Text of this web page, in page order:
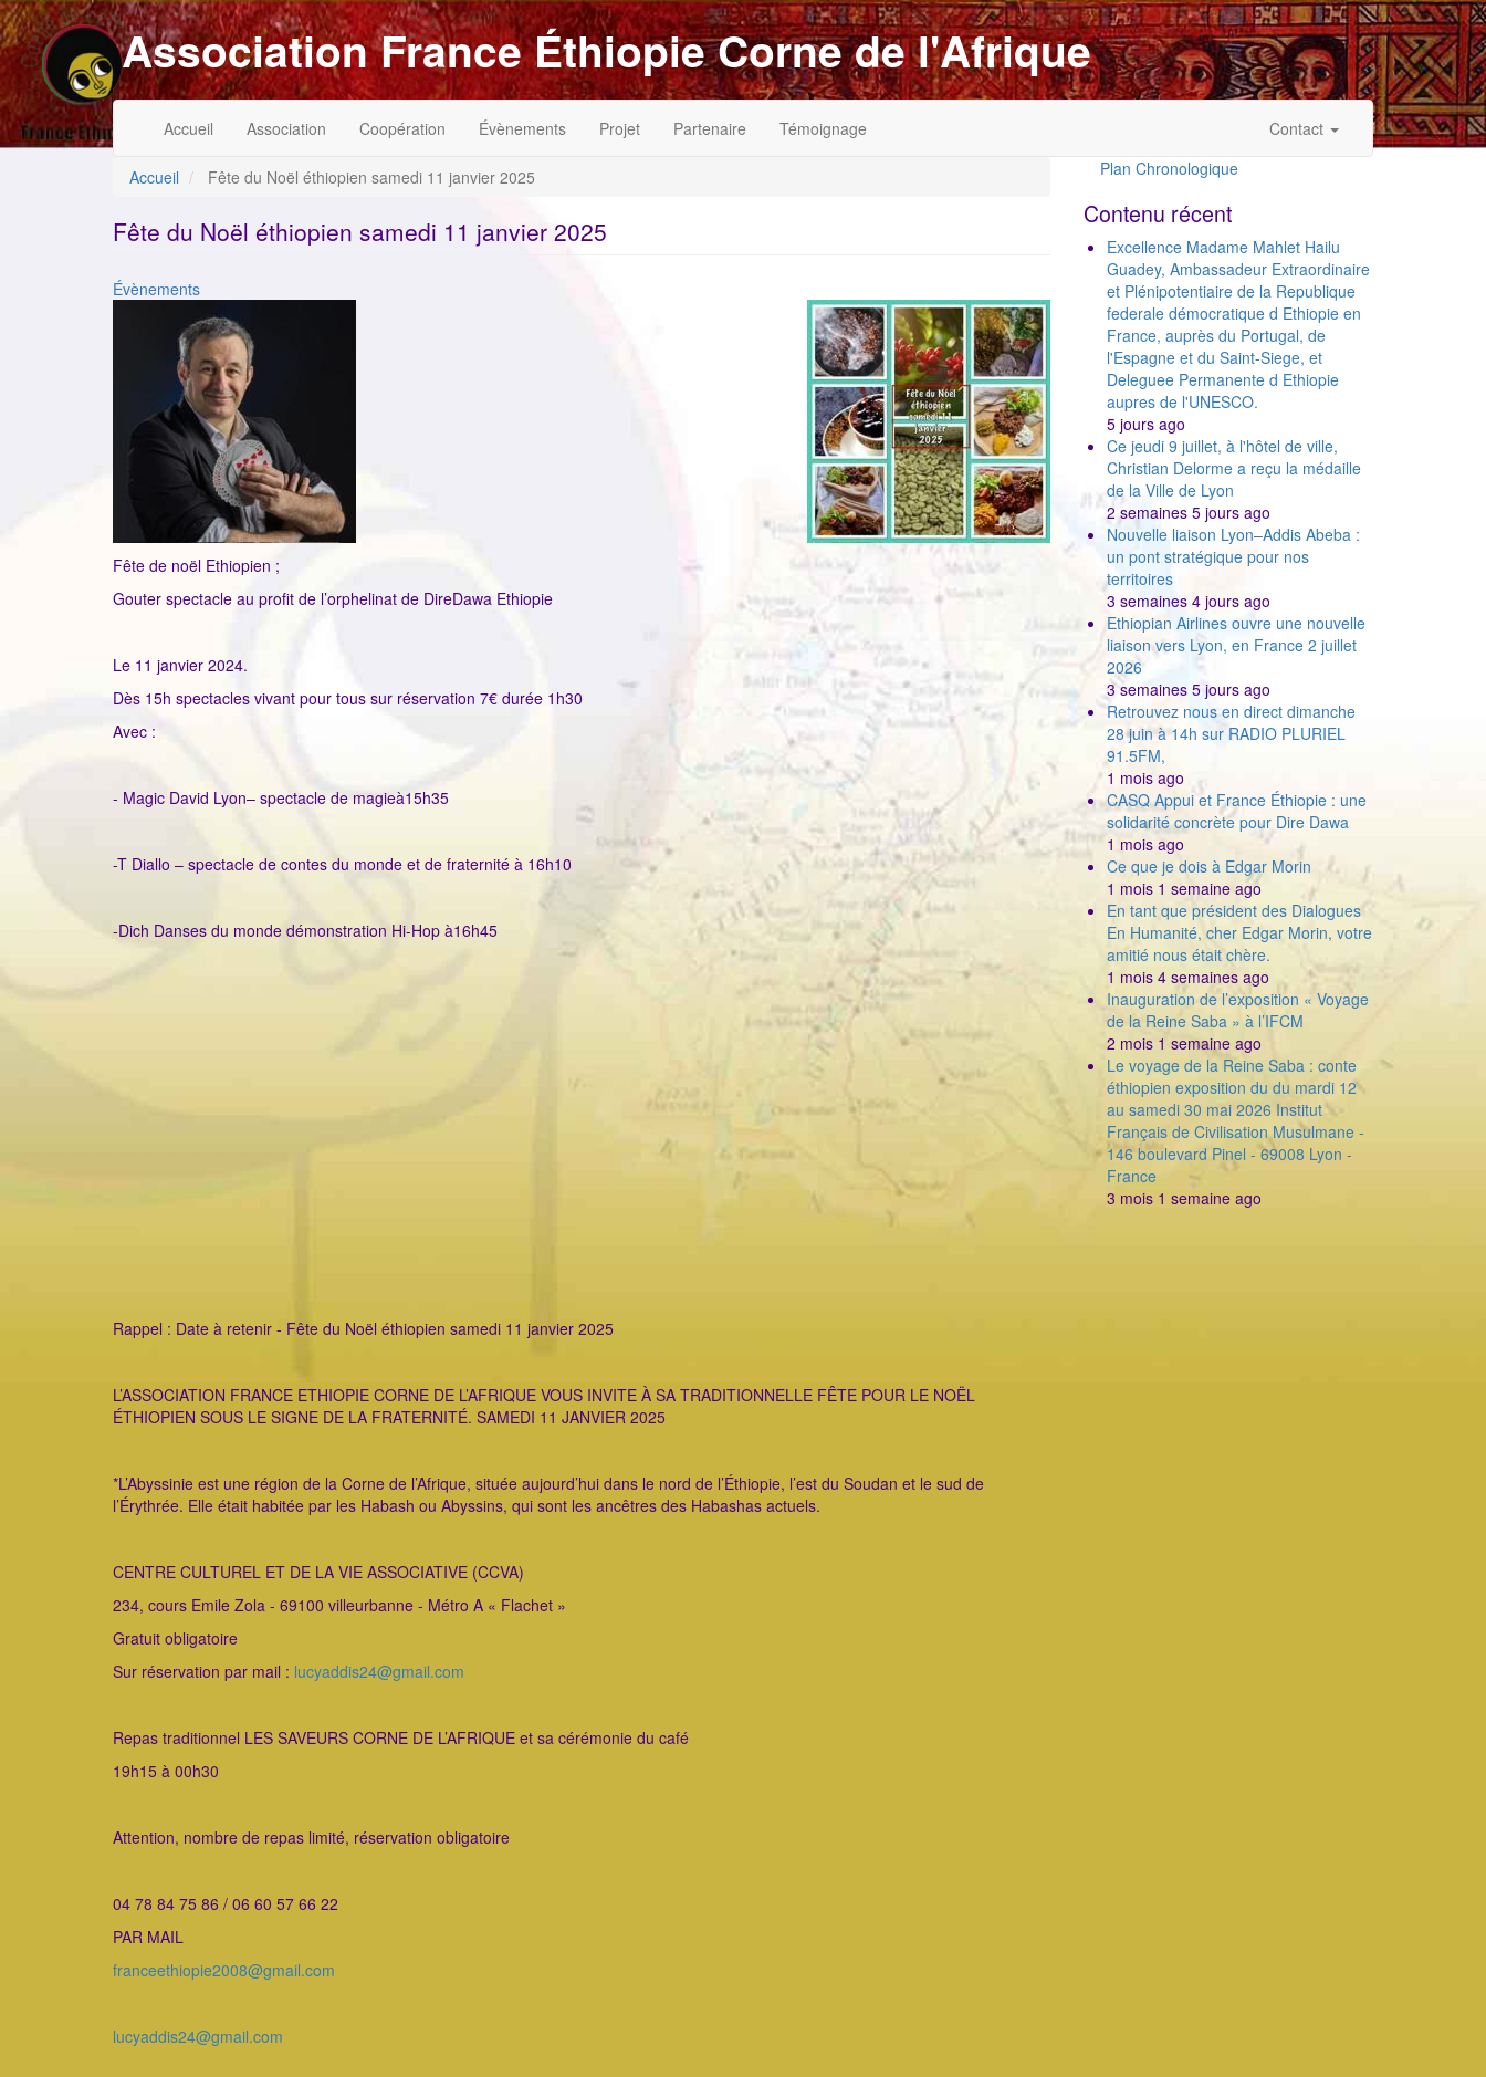
Aller
au
contenu
principal
Association France Éthiopie Corne de l'Afrique
principale
Accueil Association Coopération Évènements Projet Partenaire Témoignage
du
de
Contact
Accueil Fête du Noël éthiopien samedi 11 janvier 2025
Fête du Noël éthiopien samedi 11 janvier 2025
Catégorie
Évènements
ImageenAvant
Fête de noël Ethiopien ;
Gouter spectacle au profit de l’orphelinat de DireDawa Ethiopie
Le 11 janvier 2024.
Dès 15h spectacles vivant pour tous sur réservation 7€ durée 1h30
Avec :
- Magic David Lyon– spectacle de magieà15h35
-T Diallo – spectacle de contes du monde et de fraternité à 16h10
-Dich Danses du monde démonstration Hi-Hop à16h45
Rappel : Date à retenir - Fête du Noël éthiopien samedi 11 janvier 2025
L’ASSOCIATION FRANCE ETHIOPIE CORNE DE L’AFRIQUE VOUS INVITE À SA TRADITIONNELLE FÊTE POUR LE NOËL
ÉTHIOPIEN SOUS LE SIGNE DE LA FRATERNITÉ. SAMEDI 11 JANVIER 2025
*L’Abyssinie est une région de la Corne de l’Afrique, située aujourd’hui dans le nord de l’Éthiopie, l’est du Soudan et le sud de
l’Érythrée. Elle était habitée par les Habash ou Abyssins, qui sont les ancêtres des Habashas actuels.
CENTRE CULTUREL ET DE LA VIE ASSOCIATIVE (CCVA)
234, cours Emile Zola - 69100 villeurbanne - Métro A « Flachet »
Gratuit obligatoire
Sur réservation par mail : lucyaddis24@gmail.com
Repas traditionnel LES SAVEURS CORNE DE L’AFRIQUE et sa cérémonie du café
19h15 à 00h30
Attention, nombre de repas limité, réservation obligatoire
04 78 84 75 86 / 06 60 57 66 22
PAR MAIL
franceethiopie2008@gmail.com
lucyaddis24@gmail.com
Plan Chronologique
Contenu récent
Excellence Madame Mahlet Hailu
Guadey, Ambassadeur Extraordinaire
et Plénipotentiaire de la Republique
federale démocratique d Ethiopie en
France, auprès du Portugal, de
l'Espagne et du Saint-Siege, et
Deleguee Permanente d Ethiopie
aupres de l'UNESCO.
5 jours ago
Ce jeudi 9 juillet, à l'hôtel de ville,
Christian Delorme a reçu la médaille
de la Ville de Lyon
2 semaines 5 jours ago
Nouvelle liaison Lyon–Addis Abeba :
un pont stratégique pour nos
territoires
3 semaines 4 jours ago
Ethiopian Airlines ouvre une nouvelle
liaison vers Lyon, en France 2 juillet
2026
3 semaines 5 jours ago
Retrouvez nous en direct dimanche
28 juin à 14h sur RADIO PLURIEL
91.5FM,
1 mois ago
CASQ Appui et France Éthiopie : une
solidarité concrète pour Dire Dawa
1 mois ago
Ce que je dois à Edgar Morin
1 mois 1 semaine ago
En tant que président des Dialogues
En Humanité, cher Edgar Morin, votre
amitié nous était chère.
1 mois 4 semaines ago
Inauguration de l’exposition « Voyage
de la Reine Saba » à l’IFCM
2 mois 1 semaine ago
Le voyage de la Reine Saba : conte
éthiopien exposition du du mardi 12
au samedi 30 mai 2026 Institut
Français de Civilisation Musulmane -
146 boulevard Pinel - 69008 Lyon -
France
3 mois 1 semaine ago